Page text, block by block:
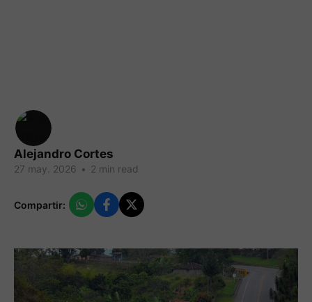
Alejandro Cortes
27 may. 2026 • 2 min read
Compartir: